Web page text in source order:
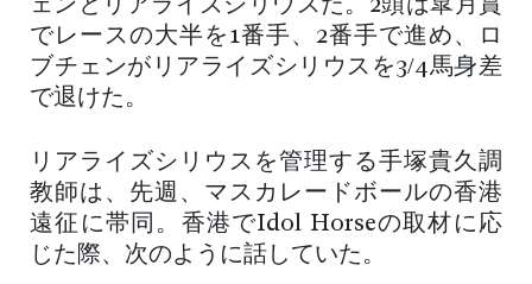
ェンとリアライズシリウスだ。2頭は皐月賞
でレースの大半を1番手、2番手で進め、ロ
ブチェンがリアライズシリウスを3/4馬身差
で退けた。
リアライズシリウスを管理する手塚貴久調
教師は、先週、マスカレードボールの香港
遠征に帯同。香港でIdol Horseの取材に応
じた際、次のように話していた。